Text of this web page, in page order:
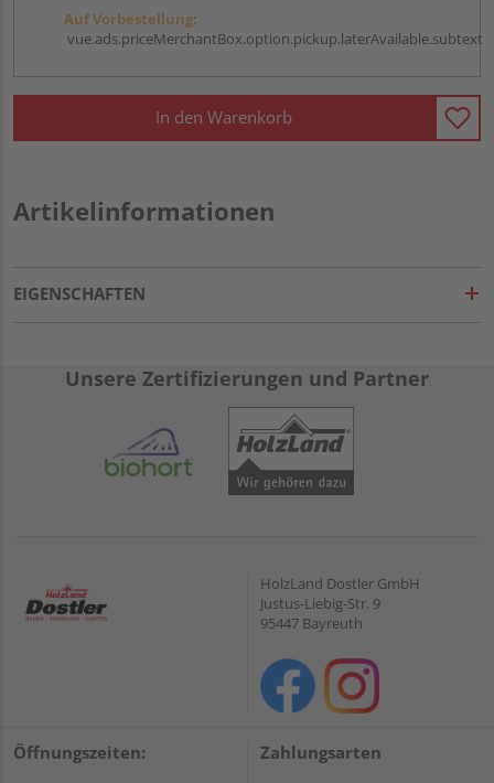
Auf Vorbestellung:
vue.ads.priceMerchantBox.option.pickup.laterAvailable.subtext
In den Warenkorb
Artikelinformationen
EIGENSCHAFTEN
Unsere Zertifizierungen und Partner
HolzLand Dostler GmbH
Justus-Liebig-Str. 9
95447 Bayreuth
Öffnungszeiten: Zahlungsarten